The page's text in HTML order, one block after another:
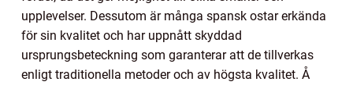
upplevelser. Dessutom är många spansk ostar erkända
för sin kvalitet och har uppnått skyddad
ursprungsbeteckning som garanterar att de tillverkas
enligt traditionella metoder och av högsta kvalitet. Å